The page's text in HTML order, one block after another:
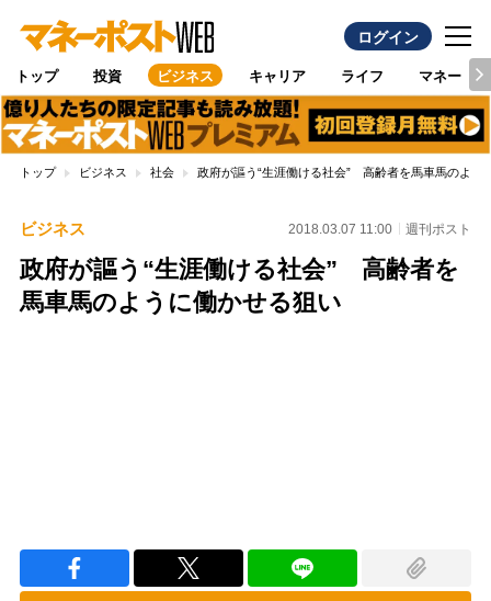
ログイン
トップ 投資 ビジネス キャリア ライフ マネー
トップ ビジネス 社会 政府が謳う“生涯働ける社会” 高齢者を馬車馬のよう
ビジネス 2018.03.07 11:00 週刊ポスト
政府が謳う“生涯働ける社会” 高齢者を
馬車馬のように働かせる狙い